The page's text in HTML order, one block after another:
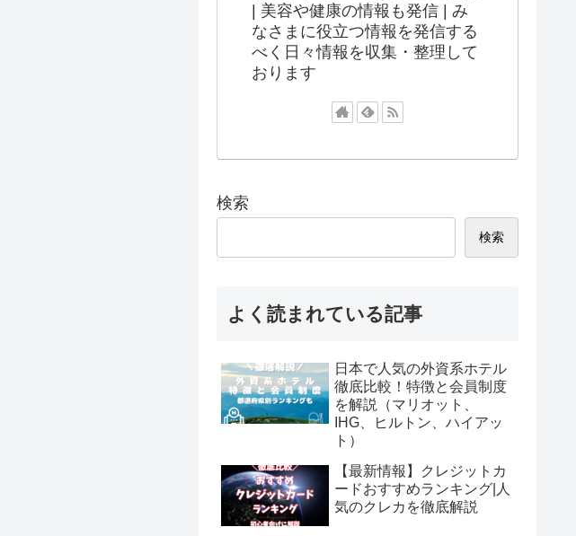
| 美容や健康の情報も発信 | み
なさまに役立つ情報を発信する
べく日々情報を収集・整理して
おります
検索
検索
よく読まれている記事
日本で人気の外資系ホテル
徹底比較！特徴と会員制度
を解説（マリオット、
IHG、ヒルトン、ハイアッ
ト）
【最新情報】クレジットカ
ードおすすめランキング|人
気のクレカを徹底解説